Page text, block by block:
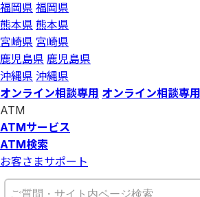
福岡県 福岡県
熊本県 熊本県
宮崎県 宮崎県
鹿児島県 鹿児島県
沖縄県 沖縄県
オンライン相談専用 オンライン相談専用
ATM
ATMサービス
ATM検索
お客さまサポート